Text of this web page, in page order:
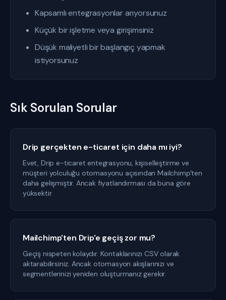
Kapsamlı entegrasyonlar arıyorsunuz
Küçük bir işletme veya girişimsiniz
Düşük maliyetli bir başlangıç yapmak
istiyorsunuz
Sık Sorulan Sorular
Drip gerçekten e-ticaret için daha mı iyi?
Evet, Drip e-ticaret entegrasyonu, kişiselleştirme ve
müşteri yolculuğu otomasyonu açısından Mailchimp'ten
daha gelişmiştir. Ancak fiyatlandırması da buna göre
yüksektir.
Mailchimp'ten Drip'e geçiş zor mu?
Geçiş nispeten kolaydır. Kontaklarınızı CSV olarak
aktarabilirsiniz. Ancak otomasyon akışlarınızı ve
segmentlerinizi yeniden oluşturmanız gerekir.